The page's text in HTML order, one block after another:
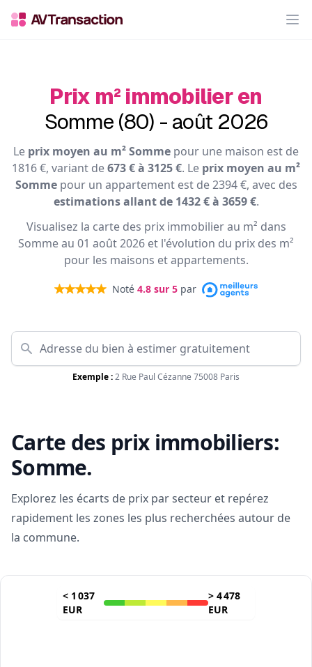
Prix m² immobilier en
Somme (80) - août 2026
Le prix moyen au m² Somme pour une maison est de
1816 €, variant de673 € à 3125 €. Le prix moyen au m²
Sommepour un appartement est de 2394 €, avec des
estimations allant de 1432 € à 3659 €.
Visualisez la carte des prix immobilier au m² dans
Somme au 01 août 2026 et l'évolution du prix des m²
pour les maisons et appartements.
Noté 4.8 sur 5 par
Exemple :2 Rue Paul Cézanne 75008 Paris
Carte des prix immobiliers:
Somme.
Explorez les écarts de prix par secteur et repérez
rapidement les zones les plus recherchées autour de
la commune.
< 1 037
EUR
> 4 478
EUR